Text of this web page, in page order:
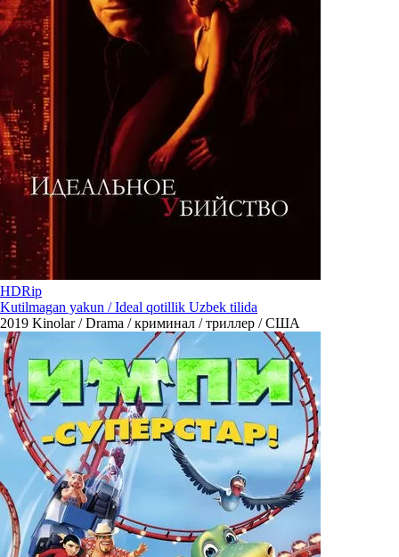
HDRip
Kutilmagan yakun / Ideal qotillik Uzbek tilida
2019 Kinolar / Drama / криминал / триллер / США